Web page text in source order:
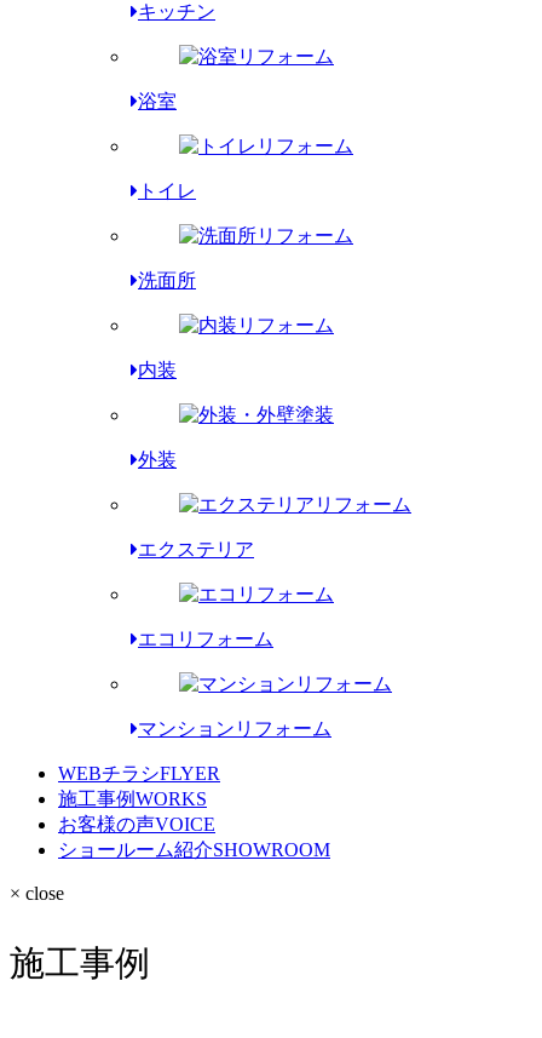
キッチン
浴室
トイレ
洗面所
内装
外装
エクステリア
エコリフォーム
マンションリフォーム
WEBチラシFLYER
施工事例WORKS
お客様の声VOICE
ショールーム紹介SHOWROOM
× close
施工事例